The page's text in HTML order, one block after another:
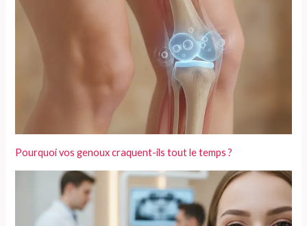
Pourquoi vos genoux craquent-ils tout le temps ?